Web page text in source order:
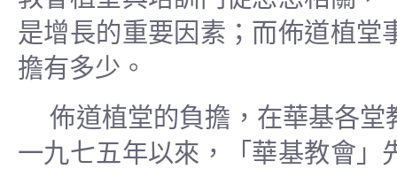
是增長的重要因素；而佈道植堂
擔有多少。
佈道植堂的負擔，在華基各
一九七五年以來，「華基教會」